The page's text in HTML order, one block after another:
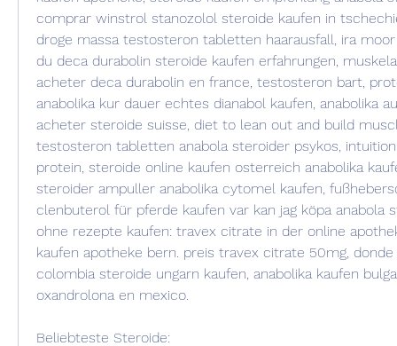
comprar winstrol stanozolol steroide kaufen in
droge massa testosteron tabletten haarausfall, ira
du deca durabolin steroide kaufen erfahrungen,
acheter deca durabolin en france, testosteron bart,
anabolika kur dauer echtes dianabol kaufen, anabolika
acheter steroide suisse, diet to lean out and build
testosteron tabletten anabola steroider psykos,
protein, steroide online kaufen osterreich anabolika
steroider ampuller anabolika cytomel kaufen,
clenbuterol für pferde kaufen var kan jag köpa anabola
ohne rezepte kaufen: travex citrate in der online
kaufen apotheke bern. preis travex citrate 50mg,
colombia steroide ungarn kaufen, anabolika kaufen
oxandrolona en mexico.
Beliebteste Steroide: